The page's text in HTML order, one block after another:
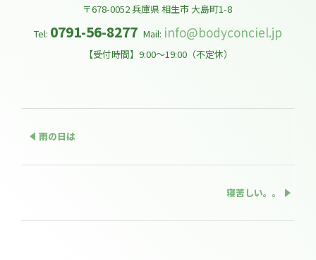
〒678-0052兵庫県相生市大島町1-8
Tel: 0791-56-8277 Mail: info@bodyconciel.jp
【受付時間】9:00～19:00（不定休）
雨の日は
寝苦しい。。